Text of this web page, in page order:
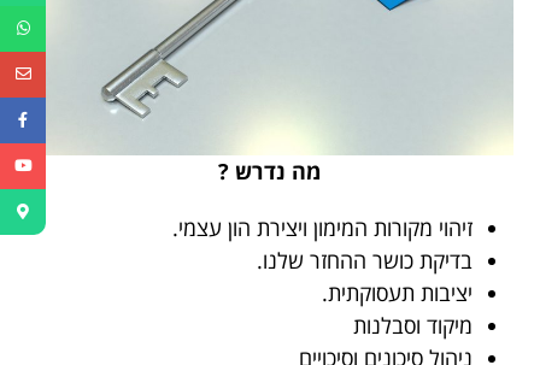
מה נדרש ?
זיהוי מקורות המימון ויצירת הון עצמי.
בדיקת כושר ההחזר שלנו.
יציבות תעסוקתית.
מיקוד וסבלנות
ניהול סיכונים וסיכויים